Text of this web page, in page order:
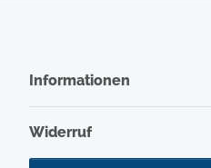
Informationen
Widerruf